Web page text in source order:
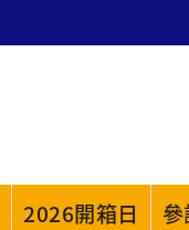
2026開箱日